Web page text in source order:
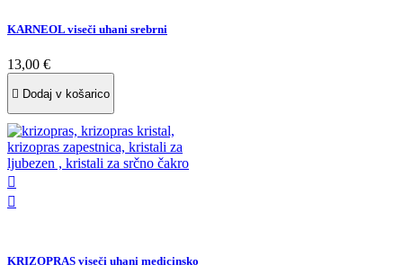
KARNEOL viseči uhani srebrni
13,00 €
 Dodaj v košarico


KRIZOPRAS viseči uhani medicinsko